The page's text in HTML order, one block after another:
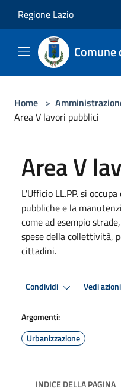
Regione Lazio
Home >
Area V lavori pubblici
Area V
L'Ufficio LL.PP. si
pubbliche e la
come ad esempio
spese della collettività,
cittadini.
Condividi Vedi azioni
Argomenti:
Urbanizzazione
INDICE DELLA PAGINA